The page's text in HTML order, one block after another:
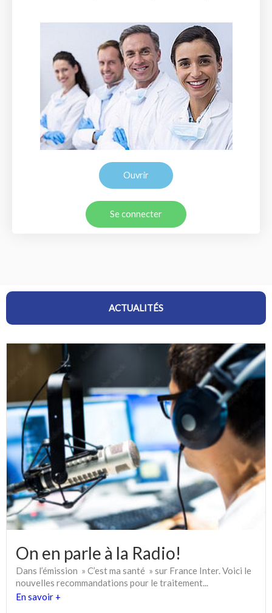
Ouvrir
Se connecter
ACTUALITÉS
On en parle à la Radio!
Dans l’émission » C’est ma santé » sur France Inter. Voici le
nouvelles recommandations pour le traitement...
En savoir +